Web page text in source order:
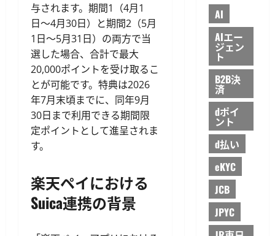
与されます。期間1（4月1
日〜4月30日）と期間2（5月
1日〜5月31日）の両方で当
選した場合、合計で最大
20,000ポイントを受け取るこ
とが可能です。特典は2026
年7月末頃までに、同年9月
30日まで利用できる期間限
定ポイントとして進呈されま
す。
楽天ペイにおける
Suica連携の背景
AI
AIエー
ジェン
ト
B2B決
済
dポイ
ント
d払い
eKYC
JCB
JPYC